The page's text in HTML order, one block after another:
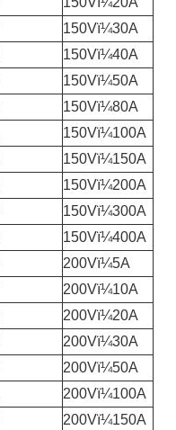
150Vï¼30A
150Vï¼40A
150Vï¼50A
150Vï¼80A
150Vï¼100A
150Vï¼150A
150Vï¼200A
150Vï¼300A
150Vï¼400A
200Vï¼5A
200Vï¼10A
200Vï¼20A
200Vï¼30A
200Vï¼50A
200Vï¼100A
200Vï¼150A